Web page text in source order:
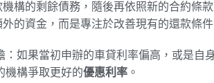
構的剩餘債務，隨後再依照新的合約條
的資金，而是專注於改善現有的還款條件
：如果當初申辦的車貸利率偏高，或是自
機構爭取更好的優惠利率。